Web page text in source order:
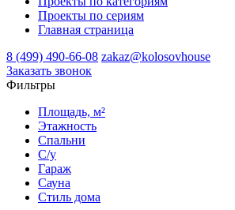
Проекты по сериям
Главная страница
8 (499) 490-66-08 zakaz@kolosovhouse
3аказать звонок
Фильтры
Площадь, м²
Этажность
Спальни
С/у
Гараж
Сауна
Стиль дома